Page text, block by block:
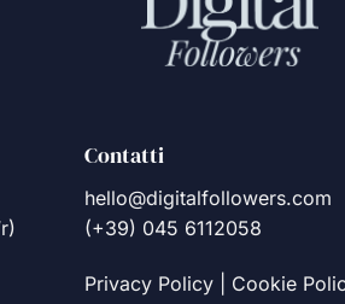
Contatti
hello@digitalfollowers.com
(+39) 045 6112058
Privacy Policy Cookie